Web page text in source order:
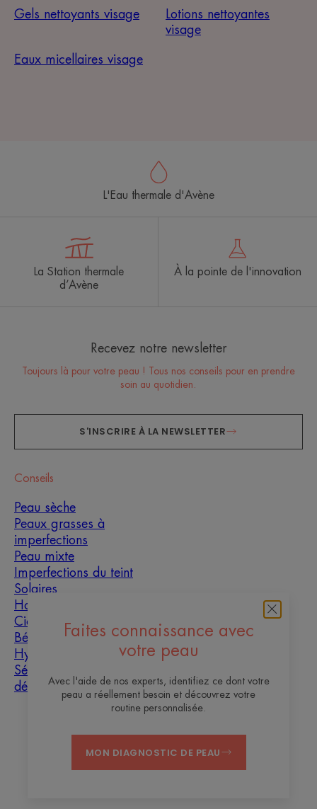
Gels nettoyants visage
Lotions nettoyantes
visage
Eaux micellaires visage
Faites connaissance avec
votre peau
Avec l'aide de nos experts, identifiez ce dont votre
peau a réellement besoin et découvrez votre
routine personnalisée.
MON DIAGNOSTIC DE PEAU
L'Eau thermale d'Avène
La Station thermale
d’Avène
À la pointe de l'innovation
Recevez notre newsletter
Toujours là pour votre peau ! Tous nos conseils pour en prendre
soin au quotidien.
S'INSCRIRE À LA NEWSLETTER
Conseils
Peau sèche
Peaux grasses à
imperfections
Peau mixte
Imperfections du teint
Solaires
Homme
Cicatrisation
Bébé
Hyperkératose
Sécheresse et
déshydratation
ContactQuestions fréquentes